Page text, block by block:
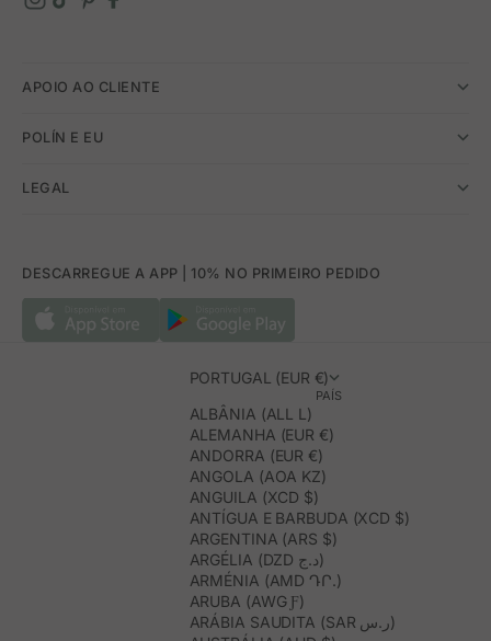
APOIO AO CLIENTE
POLÍN E EU
LEGAL
DESCARREGUE A APP | 10% NO PRIMEIRO PEDIDO
PORTUGAL (EUR €)
PAÍS
ALBÂNIA (ALL L)
ALEMANHA (EUR €)
ANDORRA (EUR €)
ANGOLA (AOA KZ)
ANGUILA (XCD $)
ANTÍGUA E BARBUDA (XCD $)
ARGENTINA (ARS $)
ARGÉLIA (DZD د.ج)
ARMÉNIA (AMD ԴՐ.)
ARUBA (AWG Ƒ)
ARÁBIA SAUDITA (SAR ر.س)